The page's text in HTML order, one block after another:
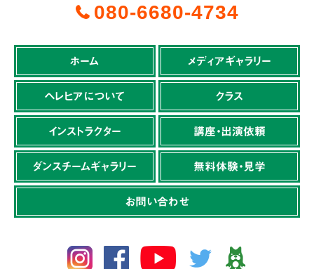
080-6680-4734
ホーム メディアギャラリー
ヘレヒアについて クラス
インストラクター 講座・出演依頼
ダンスチームギャラリー 無料体験・見学
お問い合わせ